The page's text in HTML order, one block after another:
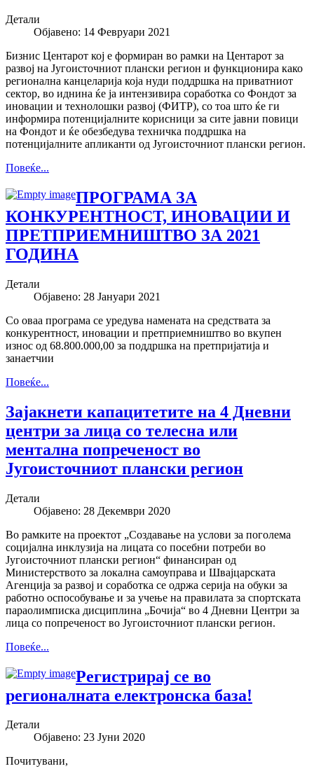
Детали
Објавено: 14 Февруари 2021
Бизнис Центарот кој е формиран во рамки на Центарот за
развој на Југоисточниот плански регион и функционира како
регионална канцеларија која нуди поддршка на приватниот
сектор, во иднина ќе ја интензивира соработка со Фондот за
иновации и технолошки развој (ФИТР), со тоа што ќе ги
информира потенцијалните корисници за сите јавни повици
на Фондот и ќе обезбедува техничка поддршка на
потенцијалните апликанти од Југоисточниот плански регион.
Повеќе...
ПРOГРАМА ЗА
КОНКУРЕНТНОСТ, ИНОВАЦИИ И
ПРЕТПРИЕМНИШТВО ЗА 2021
ГОДИНА
Детали
Објавено: 28 Јануари 2021
Со оваа програма се уредува намената на средствата за
конкурентност, иновации и претприемништво во вкупен
износ од 68.800.000,00 за поддршка на претпријатија и
занаетчии
Повеќе...
Зајакнети капацитетите на 4 Дневни
центри за лица со телесна или
ментална попреченост во
Југоисточниот плански регион
Детали
Објавено: 28 Декември 2020
Во рамките на проектот „Создавање на услови за поголема
социјална инклузија на лицата со посебни потреби во
Југоисточниот плански регион“ финансиран од
Министерството за локална самоуправа и Швајцарската
Агенција за развој и соработка се одржа серија на обуки за
работно оспособување и за учење на правилата за спортската
параолимписка дисциплина „Бочија“ во 4 Дневни Центри за
лица со попреченост во Југоисточниот плански регион.
Повеќе...
Регистрирај се во
регионалната електронска база!
Детали
Објавено: 23 Јуни 2020
Почитувани,